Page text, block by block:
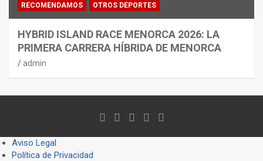
RECOMENDAMOS OTROS DEPORTES
HYBRID ISLAND RACE MENORCA 2026: LA
PRIMERA CARRERA HÍBRIDA DE MENORCA
admin
Aviso Legal
Política de Privacidad